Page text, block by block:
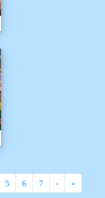
1141122運動會04
5 6 7 › »